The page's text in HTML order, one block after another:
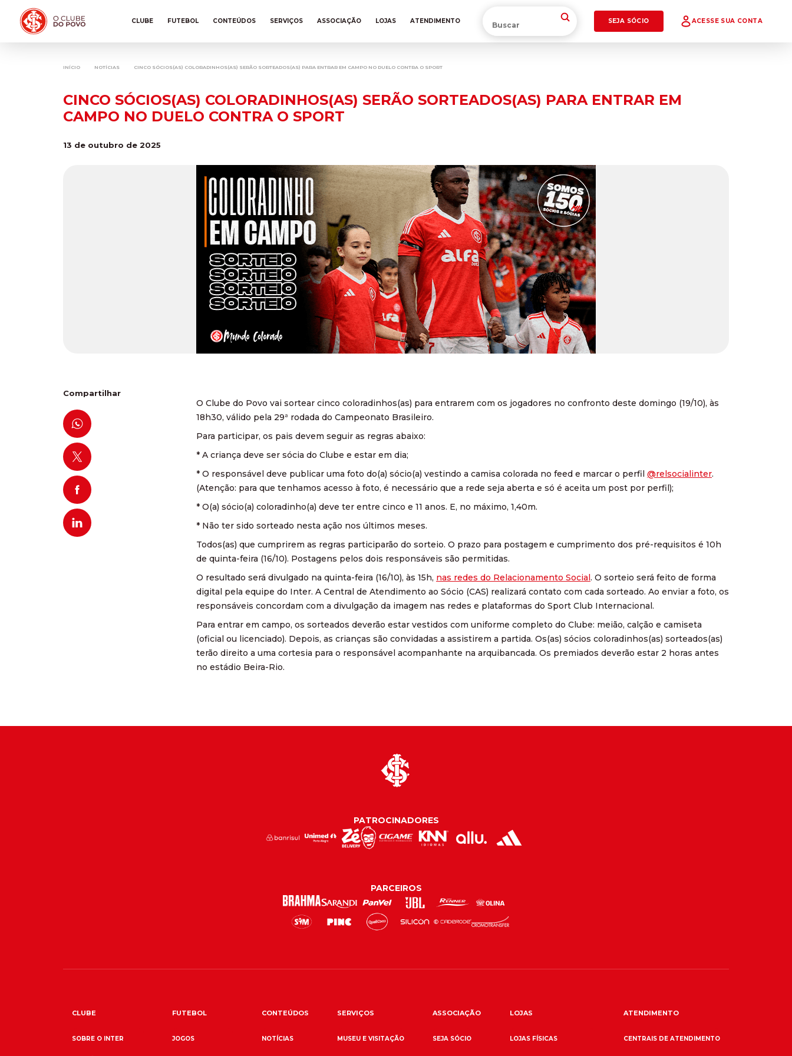
CLUBE FUTEBOL CONTEÚDOS SERVIÇOS ASSOCIAÇÃO LOJAS ATENDIMENTO SEJA SÓCIO ACESSE SUA CONTA
INÍCIO NOTÍCIAS CINCO SÓCIOS(AS) COLORADINHOS(AS) SERÃO SORTEADOS(AS) PARA ENTRAR EM CAMPO NO DUELO CONTRA O SPORT
CINCO SÓCIOS(AS) COLORADINHOS(AS) SERÃO SORTEADOS(AS) PARA ENTRAR EM
CAMPO NO DUELO CONTRA O SPORT
13 de outubro de 2025
Compartilhar
O Clube do Povo vai sortear cinco coloradinhos(as) para entrarem com os jogadores no confronto deste domingo (19/10), às
18h30, válido pela 29ª rodada do Campeonato Brasileiro.
Para participar, os pais devem seguir as regras abaixo:
* A criança deve ser sócia do Clube e estar em dia;
* ⁠O responsável deve publicar uma foto do(a) sócio(a) vestindo a camisa colorada no feed e marcar o perfil @relsocialinter.
(Atenção: para que tenhamos acesso à foto, é necessário que a rede seja aberta e só é aceita um post por perfil);
* O(a) sócio(a) coloradinho(a) deve ter entre cinco e 11 anos. E, no máximo, 1,40m.
* Não ter sido sorteado nesta ação nos últimos meses.
Todos(as) que cumprirem as regras participarão do sorteio. O prazo para postagem e cumprimento dos pré-requisitos é 10h
de quinta-feira (16/10). Postagens pelos dois responsáveis são permitidas.
O resultado será divulgado na quinta-feira (16/10), às 15h, nas redes do Relacionamento Social. O sorteio será feito de forma
digital pela equipe do Inter. A Central de Atendimento ao Sócio (CAS) realizará contato com cada sorteado. Ao enviar a foto, os
responsáveis concordam com a divulgação da imagem nas redes e plataformas do Sport Club Internacional.
Para entrar em campo, os sorteados deverão estar vestidos com uniforme completo do Clube: meião, calção e camiseta
(oficial ou licenciado). Depois, as crianças são convidadas a assistirem a partida. Os(as) sócios coloradinhos(as) sorteados(as)
terão direito a uma cortesia para o responsável acompanhante na arquibancada. Os premiados deverão estar 2 horas antes
no estádio Beira-Rio.
PATROCINADORES
PARCEIROS
CLUBE
SOBRE O INTER
FUTEBOL
JOGOS
CONTEÚDOS
NOTÍCIAS
SERVIÇOS
MUSEU E VISITAÇÃO
ASSOCIAÇÃO
SEJA SÓCIO
LOJAS
LOJAS FÍSICAS
ATENDIMENTO
CENTRAIS DE ATENDIMENTO